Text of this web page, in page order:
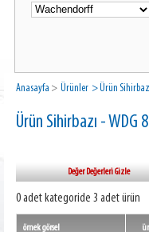
Anasayfa > Ürünler > Ürün
Ürün Sihirbazı - WDG
Değer Değerleri Gizle
0 adet kategoride 3 adet ürün
örnek görsel